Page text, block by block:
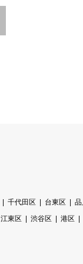
千代田区 台東区
江東区 渋谷区 港区